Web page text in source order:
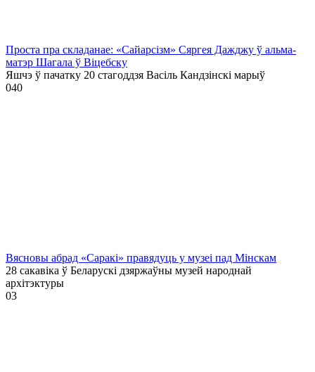
Проста пра складанае: «Сайарсізм» Сяргея Дажджу ў альма-
матэр Шагала ў Віцебску
Яшчэ ў пачатку 20 стагоддзя Васіль Кандзінскі марыў
040
Вясновы абрад «Саракі» правядуць у музеі пад Мінскам
28 сакавіка ў Беларускі дзяржаўны музей народнай
архітэктуры
03